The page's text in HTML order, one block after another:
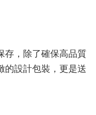
存，除了確保高品質
的設計包裝，更是送